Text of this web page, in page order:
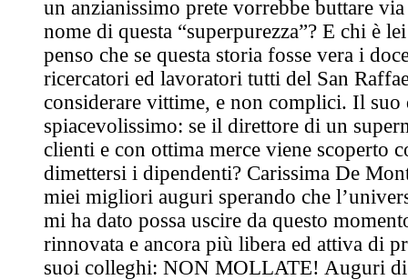
un anzianissimo prete vorrebbe buttare
nome di questa “superpurezza”? E chi è
penso che se questa storia fosse vera i
ricercatori ed lavoratori tutti del San
considerare vittime, e non complici. Il suo
spiacevolissimo: se il direttore di un
clienti e con ottima merce viene scoperto
dimettersi i dipendenti? Carissima De
miei migliori auguri sperando che
mi ha dato possa uscire da questo
rinnovata e ancora più libera ed attiva di
suoi colleghi: NON MOLLATE! Auguri di